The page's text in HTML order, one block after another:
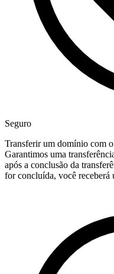
Seguro
Transferir um domínio com
Garantimos uma
após a conclusão da
for concluída, você receberá